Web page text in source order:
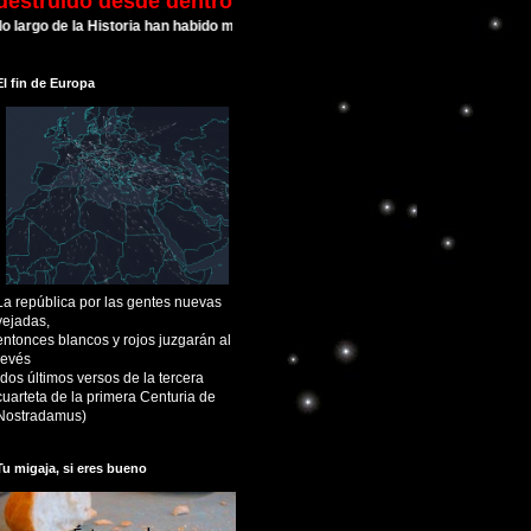
la Historia han habido muchas Civilizaciones que alcanzaron su esplendor
fin de Europa
república por las gentes nuevas
blancos y rojos juzgarán al
últimos versos de la tercera
de la primera Centuria de
migaja, si eres bueno